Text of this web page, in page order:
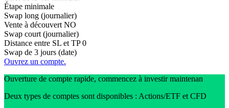
Étape minimale
Swap long (journalier)
Vente à découvert NO
Swap court (journalier)
Distance entre SL et TP 0
Swap de 3 jours (date)
Ouvrez un compte.
Ouverture de compte rapide, commencez à investir maintenan
Deux types de comptes sont disponibles : Actions/ETF et CFD